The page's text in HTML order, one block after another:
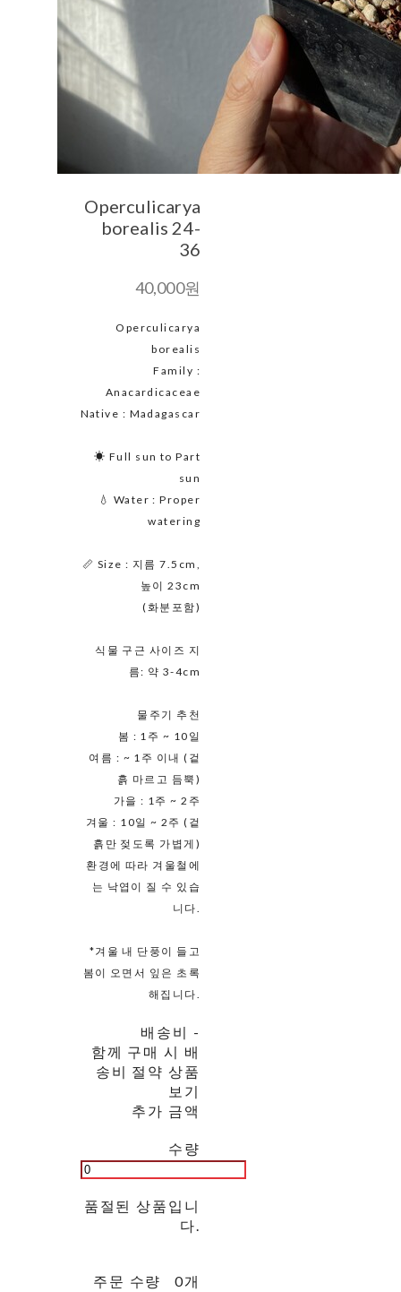
Operculicarya
borealis 24-
36
40,000원
Operculicarya
borealis
Family :
Anacardicaceae
Native : Madagascar
☀ Full sun to Part
sun
💧 Water : Proper
watering
📏 Size : 지름 7.5cm,
높이 23cm
(화분포함)
식물 구근 사이즈 지
름: 약 3-4cm
물주기 추천
봄 : 1주 ~ 10일
여름 : ~ 1주 이내 (겉
흙 마르고 듬뿍)
가을 : 1주 ~ 2주
겨울 : 10일 ~ 2주 (겉
흙만 젖도록 가볍게)
환경에 따라 겨울철에
는 낙엽이 질 수 있습
니다.
*겨울 내 단풍이 들고
봄이 오면서 잎은 초록
해집니다.
배송비 -
함께 구매 시 배
송비 절약 상품
보기
추가 금액
수량
품절된 상품입니
다.
주문 수량
0개